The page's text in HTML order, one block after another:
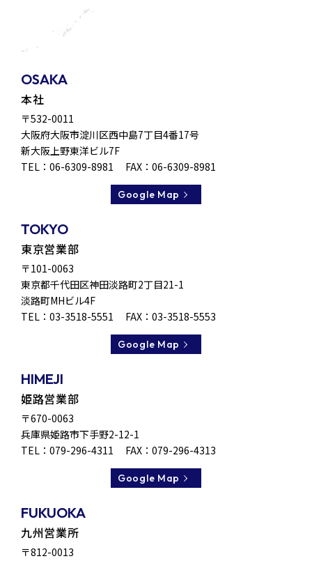
OSAKA
本社
〒532-0011
大阪府大阪市淀川区西中島7丁目4番17号
新大阪上野東洋ビル7F
TEL： 06-6309-8981 FAX：06-6309-8981
Google Map
TOKYO
東京営業部
〒101-0063
東京都千代田区神田淡路町2丁目21-1
淡路町MHビル4F
TEL： 03-3518-5551 FAX：03-3518-5553
Google Map
HIMEJI
姫路営業部
〒670-0063
兵庫県姫路市下手野2-12-1
TEL： 079-296-4311 FAX：079-296-4313
Google Map
FUKUOKA
九州営業所
〒812-0013